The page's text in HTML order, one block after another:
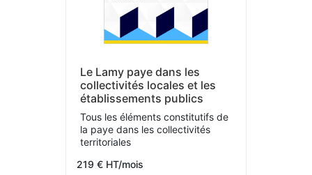
Le Lamy paye dans les
collectivités locales et les
établissements publics
Tous les éléments constitutifs de
la paye dans les collectivités
territoriales
219 € HT/mois